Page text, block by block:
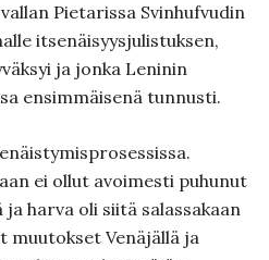
Pietarissa Svinhufvudin
itsenäisyysjulistuksen,
ja jonka Leninin
ensimmäisenä tunnusti.
ei ollut avoimesti puhunut
harva oli siitä salassakaan
muutokset Venäjällä ja